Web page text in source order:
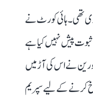
دی تھی۔ ہائی کورٹ نے
ثبوت پیش نہیں کیا ہے
کہ سورین نے اس کی آڑ میں
کرنے کے لیے سپریم